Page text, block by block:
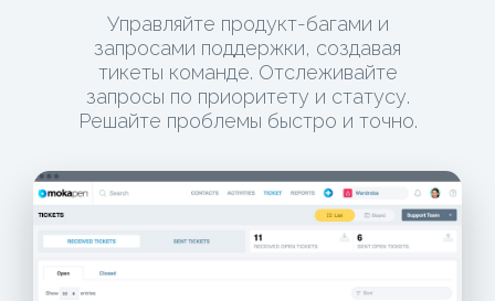
Управляйте продукт-багами и
запросами поддержки, создавая
тикеты команде. Отслеживайте
запросы по приоритету и статусу.
Решайте проблемы быстро и точно.